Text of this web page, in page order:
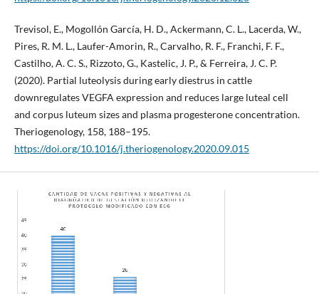
Trevisol, E., Mogollón García, H. D., Ackermann, C. L., Lacerda, W.,
Pires, R. M. L., Laufer-Amorin, R., Carvalho, R. F., Franchi, F. F.,
Castilho, A. C. S., Rizzoto, G., Kastelic, J. P., & Ferreira, J. C. P.
(2020). Partial luteolysis during early diestrus in cattle
downregulates VEGFA expression and reduces large luteal cell
and corpus luteum sizes and plasma progesterone concentration.
Theriogenology, 158, 188–195.
https://doi.org/10.1016/j.theriogenology.2020.09.015